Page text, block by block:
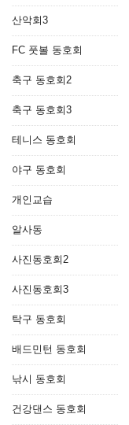
산악회3
FC 풋볼 동호회
축구 동호회2
축구 동호회3
테니스 동호회
야구 동호회
개인교습
알사동
사진동호회2
사진동호회3
탁구 동호회
배드민턴 동호회
낚시 동호회
건강댄스 동호회